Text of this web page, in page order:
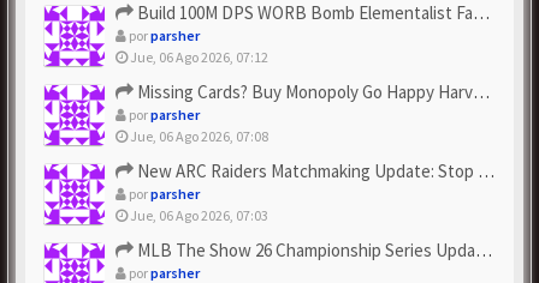
Build 100M DPS WORB Bomb Elementalist Fast - Grab POE Curren...
porparsher
Jue, 06 Ago 2026, 07:12
Missing Cards? Buy Monopoly Go Happy Harvest with Looney Tun...
porparsher
Jue, 06 Ago 2026, 07:08
New ARC Raiders Matchmaking Update: Stop Failed - Grab Bluep...
porparsher
Jue, 06 Ago 2026, 07:03
MLB The Show 26 Championship Series Update! Get Cheap & ...
porparsher